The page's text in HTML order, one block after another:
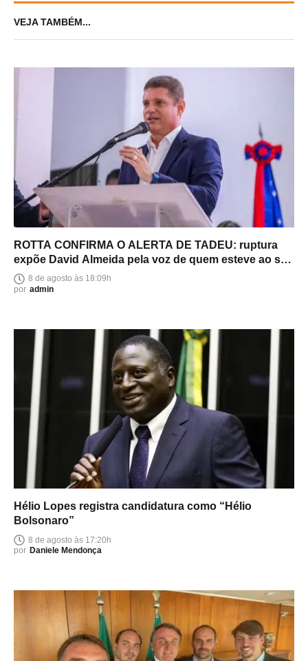
VEJA TAMBÉM...
ROTTA CONFIRMA O ALERTA DE TADEU: ruptura
expõe David Almeida pela voz de quem esteve ao seu
lado8 de agosto às 18:09h
por admin
Hélio Lopes registra candidatura como “Hélio
Bolsonaro”
8 de agosto às 17:20h
por Daniele Mendonça